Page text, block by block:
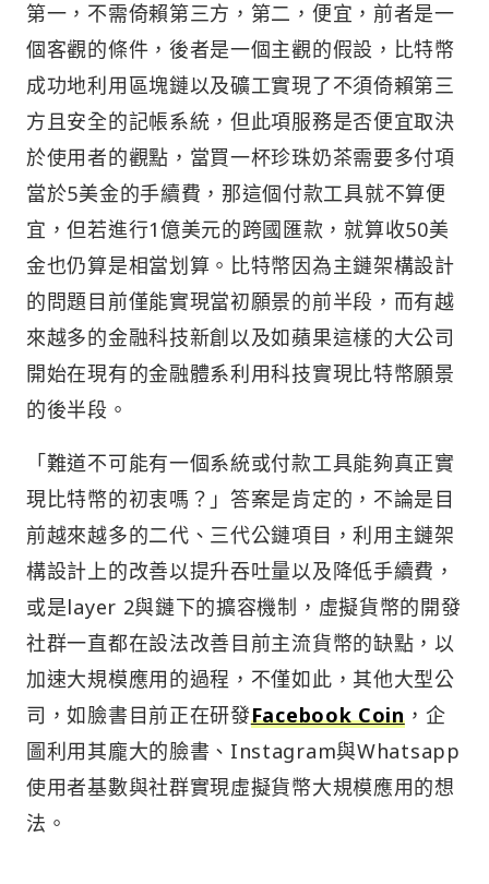
第一，不需倚賴第三方，第二，便宜，前者是一
個客觀的條件，後者是一個主觀的假設，比特幣
成功地利用區塊鏈以及礦工實現了不須倚賴第三
方且安全的記帳系統，但此項服務是否便宜取決
於使用者的觀點，當買一杯珍珠奶茶需要多付項
當於5美金的手續費，那這個付款工具就不算便
宜，但若進行1億美元的跨國匯款，就算收50美
金也仍算是相當划算。比特幣因為主鏈架構設計
的問題目前僅能實現當初願景的前半段，而有越
來越多的金融科技新創以及如蘋果這樣的大公司
開始在現有的金融體系利用科技實現比特幣願景
的後半段。
「難道不可能有一個系統或付款工具能夠真正實
現比特幣的初衷嗎？」答案是肯定的，不論是目
前越來越多的二代、三代公鏈項目，利用主鏈架
構設計上的改善以提升吞吐量以及降低手續費，
或是layer 2與鏈下的擴容機制，虛擬貨幣的開發
社群一直都在設法改善目前主流貨幣的缺點，以
加速大規模應用的過程，不僅如此，其他大型公
司，如臉書目前正在研發Facebook Coin，企
圖利用其龐大的臉書、Instagram與Whatsapp
使用者基數與社群實現虛擬貨幣大規模應用的想
法。